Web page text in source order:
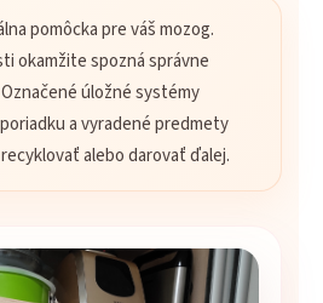
pomôcka pre váš mozog.
okamžite spozná správne
úložné systémy
a vyradené predmety
alebo darovať ďalej.